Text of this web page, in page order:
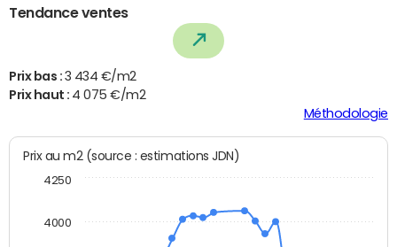
Tendance ventes
Prix bas : 3 434 €/m2
Prix haut : 4 075 €/m2
Méthodologie
Prix au m2 (source : estimations JDN)
4000
4250